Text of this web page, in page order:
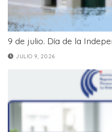
9 de julio. Día de la
JULIO 9, 2026